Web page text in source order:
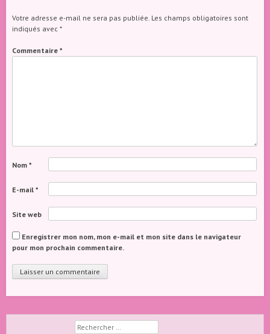
Votre adresse e-mail ne sera pas publiée. Les champs obligatoires sont
indiqués avec *
Commentaire *
Nom *
E-mail *
Site web
Enregistrer mon nom, mon e-mail et mon site dans le navigateur
pour mon prochain commentaire.
Rechercher